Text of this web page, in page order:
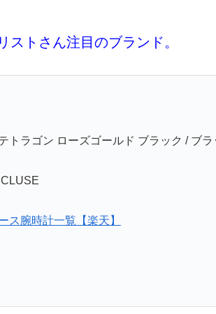
ストさん注目のブランド。
トラゴン ローズゴールド ブラック / ブラ
ス腕時計一覧【楽天】